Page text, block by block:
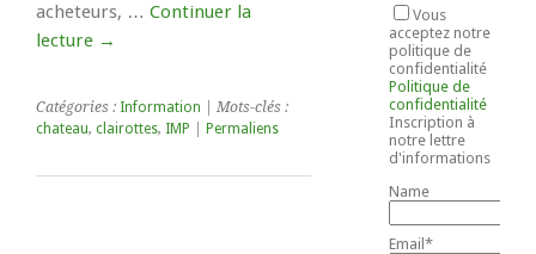
acheteurs, … Continuer la
lecture →
Catégories : Information | Mots-clés :
chateau, clairottes, IMP Permaliens
Vous
acceptez notre
politique de
confidentialité
Politique de
confidentialité
Inscription à
notre lettre
d'informations
Name
Email*